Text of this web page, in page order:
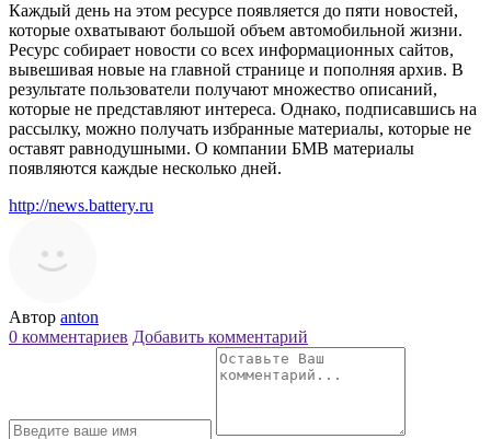
Каждый день на этом ресурсе появляется до пяти новостей,
которые охватывают большой объем автомобильной жизни.
Ресурс собирает новости со всех информационных сайтов,
вывешивая новые на главной странице и пополняя архив. В
результате пользователи получают множество описаний,
которые не представляют интереса. Однако, подписавшись на
рассылку, можно получать избранные материалы, которые не
оставят равнодушными. О компании БМВ материалы
появляются каждые несколько дней.
http://news.battery.ru
Автор anton
0 комментариев Добавить комментарий